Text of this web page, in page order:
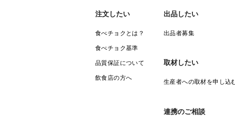
注文したい
食べチョクとは？
食べチョク基準
品質保証について
飲食店の方へ
出品したい
出品者募集
取材したい
生産者への取材を申し込
連携のご相談